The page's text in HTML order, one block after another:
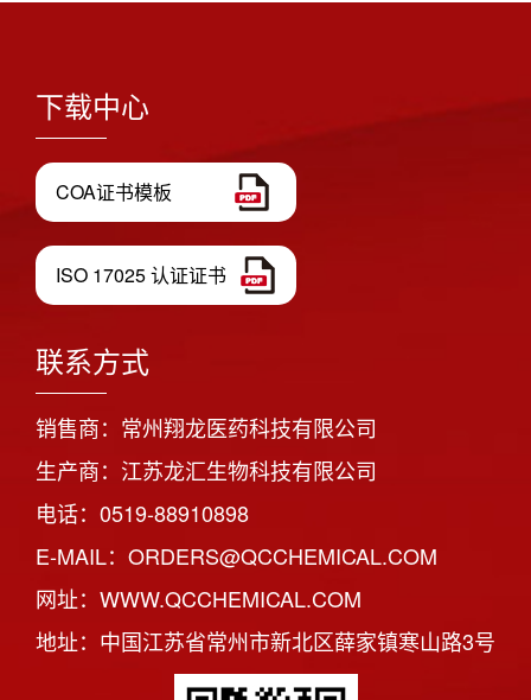
下载中心
COA证书模板
ISO 17025 认证证书
联系方式
销售商：常州翔龙医药科技有限公司
生产商：江苏龙汇生物科技有限公司
电话：0519-88910898
E-MAIL：ORDERS@QCCHEMICAL.COM
网址：WWW.QCCHEMICAL.COM
地址：中国江苏省常州市新北区薛家镇寒山路3号